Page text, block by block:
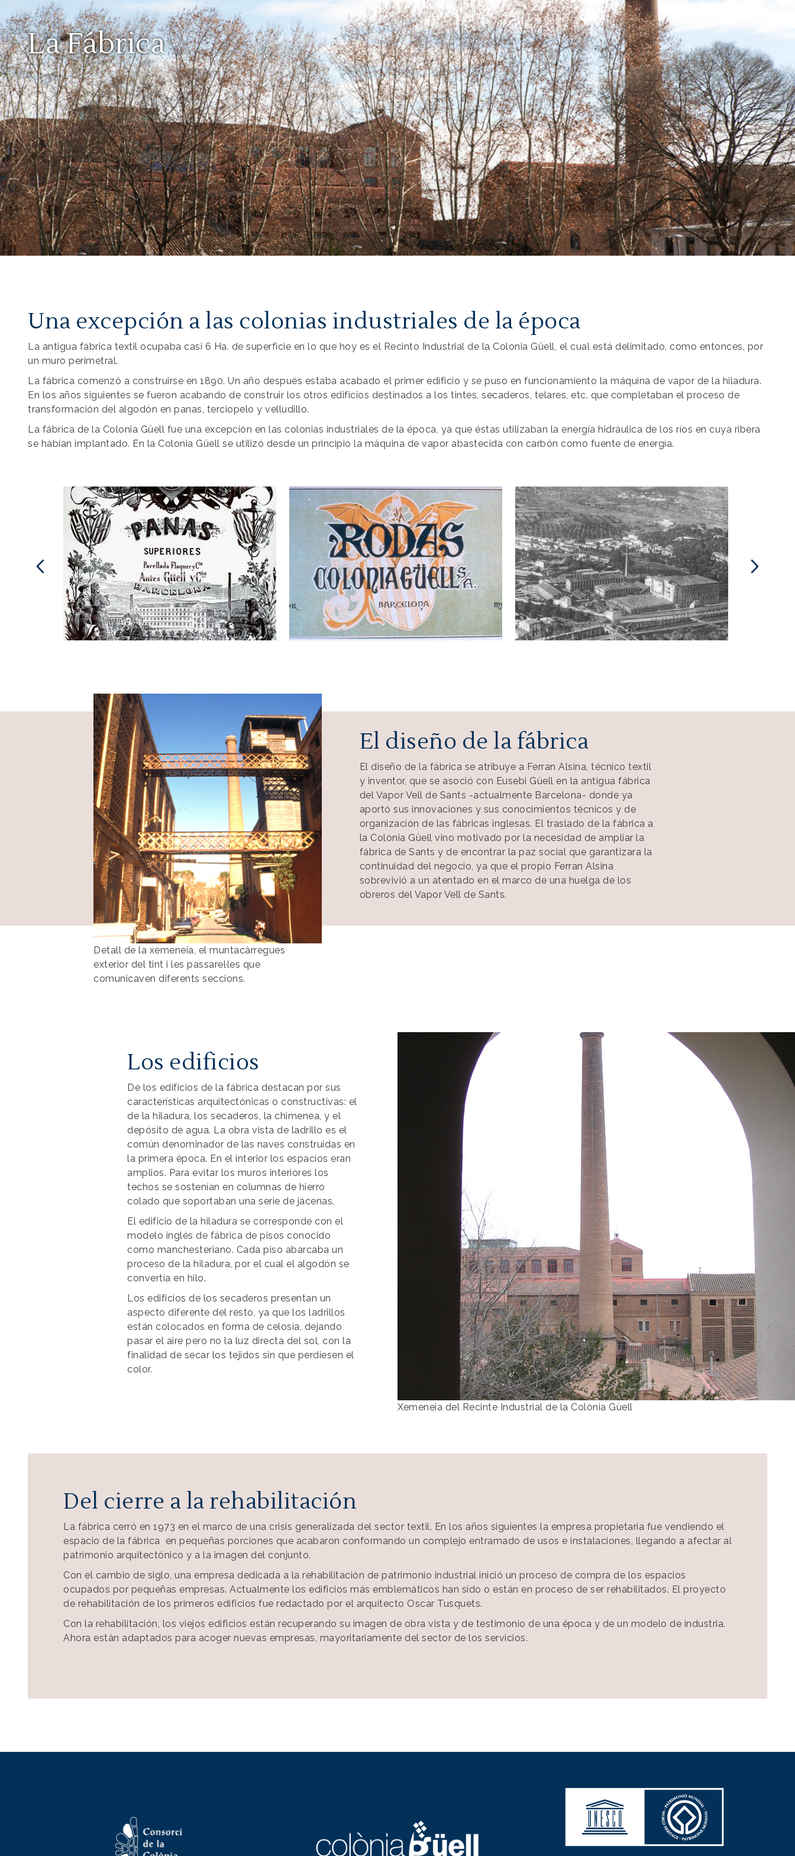
La Fábrica
Una excepción a las colonias industriales de la época
La antigua fábrica textil ocupaba casi 6 Ha. de superficie en lo que hoy es el Recinto Industrial de la Colonia Güell, el cual está delimitado, como entonces, por
un muro perimetral.
La fábrica comenzó a construirse en 1890. Un año después estaba acabado el primer edificio y se puso en funcionamiento la máquina de vapor de la hiladura.
En los años siguientes se fueron acabando de construir los otros edificios destinados a los tintes, secaderos, telares, etc. que completaban el proceso de
transformación del algodón en panas, terciopelo y velludillo.
La fábrica de la Colonia Güell fue una excepción en las colonias industriales de la época, ya que éstas utilizaban la energía hidráulica de los ríos en cuya ribera
se habían implantado. En la Colonia Güell se utilizó desde un principio la máquina de vapor abastecida con carbón como fuente de energía.
Imagen
Detall de la xemeneia, el muntacàrregues
exterior del tint i les passarel·les que
comunicaven diferents seccions.
El diseño de la fábrica
El diseño de la fábrica se atribuye a Ferran Alsina, técnico textil
y inventor, que se asoció con Eusebi Güell en la antigua fábrica
del Vapor Vell de Sants -actualmente Barcelona- donde ya
aportó sus innovaciones y sus conocimientos técnicos y de
organización de las fábricas inglesas. El traslado de la fábrica a
la Colònia Güell vino motivado por la necesidad de ampliar la
fábrica de Sants y de encontrar la paz social que garantizara la
continuidad del negocio, ya que el propio Ferran Alsina
sobrevivió a un atentado en el marco de una huelga de los
obreros del Vapor Vell de Sants.
Xemeneia del Recinte Industrial de la Colònia Güell
Los edificios
De los edificios de la fábrica destacan por sus
características arquitectónicas o constructivas: el
de la hiladura, los secaderos, la chimenea, y el
depósito de agua. La obra vista de ladrillo es el
común denominador de las naves construidas en
la primera época. En el interior los espacios eran
amplios. Para evitar los muros interiores los
techos se sostenían en columnas de hierro
colado que soportaban una serie de jácenas.
El edificio de la hiladura se corresponde con el
modelo inglés de fábrica de pisos conocido
como manchesteriano. Cada piso abarcaba un
proceso de la hiladura, por el cual el algodón se
convertía en hilo.
Los edificios de los secaderos presentan un
aspecto diferente del resto, ya que los ladrillos
están colocados en forma de celosía, dejando
pasar el aire pero no la luz directa del sol, con la
finalidad de secar los tejidos sin que perdiesen el
color.
Del cierre a la rehabilitación
La fábrica cerró en 1973 en el marco de una crisis generalizada del sector textil. En los años siguientes la empresa propietaria fue vendiendo el
espacio de la fábrica en pequeñas porciones que acabaron conformando un complejo entramado de usos e instalaciones, llegando a afectar al
patrimonio arquitectónico y a la imagen del conjunto.
Con el cambio de siglo, una empresa dedicada a la rehabilitación de patrimonio industrial inició un proceso de compra de los espacios
ocupados por pequeñas empresas. Actualmente los edificios más emblemáticos han sido o están en proceso de ser rehabilitados. El proyecto
de rehabilitación de los primeros edificios fue redactado por el arquitecto Oscar Tusquets.
Con la rehabilitación, los viejos edificios están recuperando su imagen de obra vista y de testimonio de una época y de un modelo de industria.
Ahora están adaptados para acoger nuevas empresas, mayoritariamente del sector de los servicios.